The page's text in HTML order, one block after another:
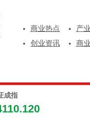
商业热点
产
创业资讯
商
成指